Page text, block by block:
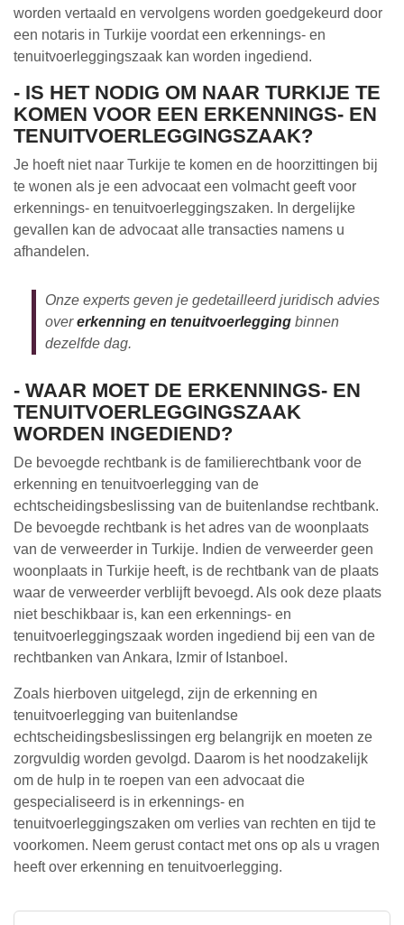
worden vertaald en vervolgens worden goedgekeurd door
een notaris in Turkije voordat een erkennings- en
tenuitvoerleggingszaak kan worden ingediend.
- IS HET NODIG OM NAAR TURKIJE TE
KOMEN VOOR EEN ERKENNINGS- EN
TENUITVOERLEGGINGSZAAK?
Je hoeft niet naar Turkije te komen en de hoorzittingen bij
te wonen als je een advocaat een volmacht geeft voor
erkennings- en tenuitvoerleggingszaken. In dergelijke
gevallen kan de advocaat alle transacties namens u
afhandelen.
Onze experts geven je gedetailleerd juridisch advies
overerkenning en tenuitvoerlegging binnen
dezelfde dag.
- WAAR MOET DE ERKENNINGS- EN
TENUITVOERLEGGINGSZAAK
WORDEN INGEDIEND?
De bevoegde rechtbank is de familierechtbank voor de
erkenning en tenuitvoerlegging van de
echtscheidingsbeslissing van de buitenlandse rechtbank.
De bevoegde rechtbank is het adres van de woonplaats
van de verweerder in Turkije. Indien de verweerder geen
woonplaats in Turkije heeft, is de rechtbank van de plaats
waar de verweerder verblijft bevoegd. Als ook deze plaats
niet beschikbaar is, kan een erkennings- en
tenuitvoerleggingszaak worden ingediend bij een van de
rechtbanken van Ankara, Izmir of Istanboel.
Zoals hierboven uitgelegd, zijn de erkenning en
tenuitvoerlegging van buitenlandse
echtscheidingsbeslissingen erg belangrijk en moeten ze
zorgvuldig worden gevolgd. Daarom is het noodzakelijk
om de hulp in te roepen van een advocaat die
gespecialiseerd is in erkennings- en
tenuitvoerleggingszaken om verlies van rechten en tijd te
voorkomen. Neem gerust contact met ons op als u vragen
heeft over erkenning en tenuitvoerlegging.